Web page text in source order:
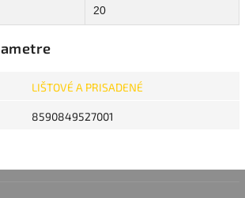
20
LIŠTOVÉ A PRISADENÉ
8590849527001